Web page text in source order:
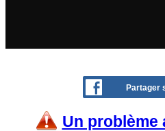
Partager
Un problème